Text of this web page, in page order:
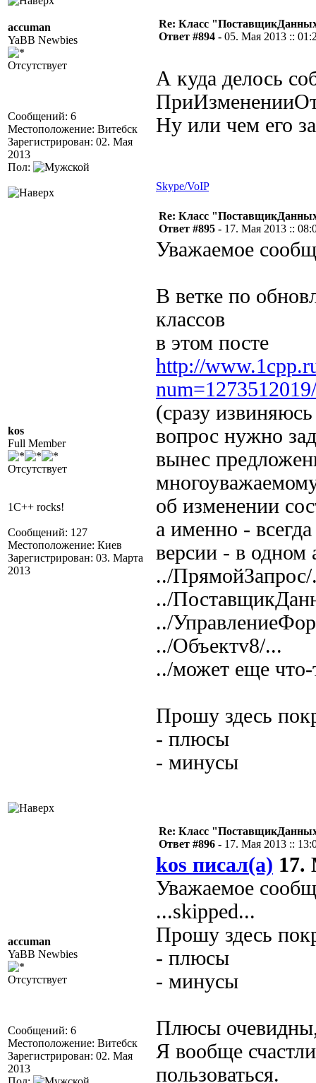
accuman
YaBB Newbies
Отсутствует
Сообщений: 6
Местоположение: Витебск
Зарегистрирован: 02. Мая
2013
Пол:
Re: Класс
Ответ #894 - 05. Мая 2013 ::
А куда делось
Ну или чем его
Skype/VoIP
kos
Full Member
Отсутствует
1C++ rocks!
Сообщений: 127
Местоположение: Киев
Зарегистрирован: 03. Марта
2013
Re: Класс
Ответ #895 - 17. Мая 2013 ::
Уважаемое
В ветке по
классов
в этом посте
http://
(сразу
вопрос нужно
вынес
об изменении
а именно -
версии - в одном
../
../
../
../Объектv8/...
../может еще что-
Прошу здесь
- плюсы
- минусы
accuman
YaBB Newbies
Отсутствует
Сообщений: 6
Местоположение: Витебск
Зарегистрирован: 02. Мая
2013
Re: Класс
Ответ #896 - 17. Мая 2013 ::
kos писал(а) 17.
Уважаемое
...skipped...
Прошу здесь
- плюсы
- минусы
Плюсы
Я вообще
пользоваться.